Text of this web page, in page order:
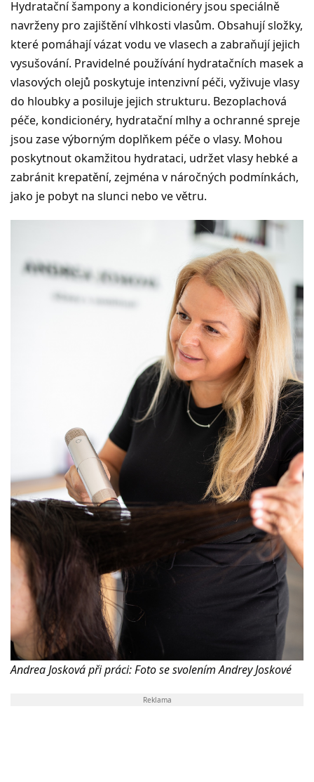
Hydratační šampony a kondicionéry jsou speciálně
navrženy pro zajištění vlhkosti vlasům. Obsahují složky,
které pomáhají vázat vodu ve vlasech a zabraňují jejich
vysušování. Pravidelné používání hydratačních masek a
vlasových olejů poskytuje intenzivní péči, vyživuje vlasy
do hloubky a posiluje jejich strukturu. Bezoplachová
péče, kondicionéry, hydratační mlhy a ochranné spreje
jsou zase výborným doplňkem péče o vlasy. Mohou
poskytnout okamžitou hydrataci, udržet vlasy hebké a
zabránit krepatění, zejména v náročných podmínkách,
jako je pobyt na slunci nebo ve větru.
Andrea Josková při práci: Foto se svolením Andrey Joskové
Reklama